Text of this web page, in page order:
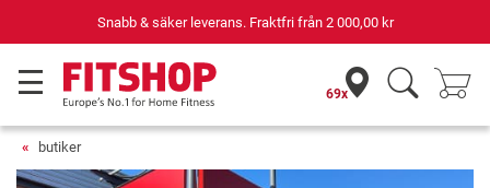
Snabb & säker leverans. Fraktfri från 2 000,00 kr
69x
butiker